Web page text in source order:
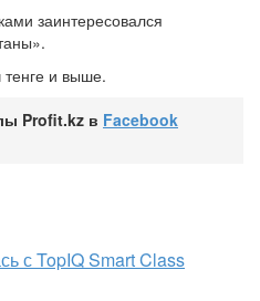
заинтересовался
тенге и выше.
Profit.kz в Facebook
с TopIQ Smart Class